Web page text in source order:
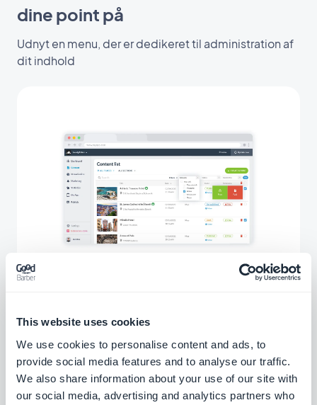
This website uses cookies
We use cookies to personalise content and ads, to
provide social media features and to analyse our traffic.
We also share information about your use of our site with
our social media, advertising and analytics partners who
dine point på
Udnyt en menu, der er dedikeret til administration af
dit indhold
interessepunkter og administrere dem hurtigt
og effektivt. Du kan flytte dine punkter mellem
de forskellige sektioner i din app og